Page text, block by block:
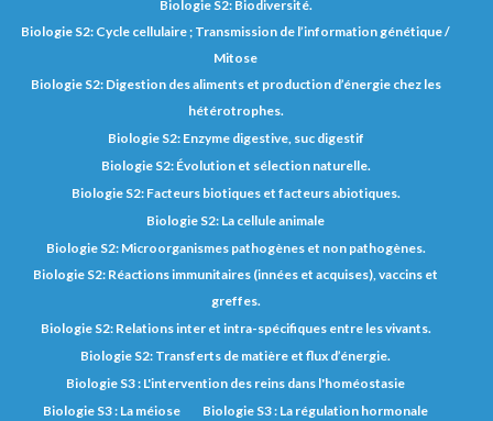
Biologie S2: Biodiversité.
Biologie S2: Cycle cellulaire ; Transmission de l’information génétique /
Mitose
Biologie S2: Digestion des aliments et production d’énergie chez les
hétérotrophes.
Biologie S2: Enzyme digestive, suc digestif
Biologie S2: Évolution et sélection naturelle.
Biologie S2: Facteurs biotiques et facteurs abiotiques.
Biologie S2: La cellule animale
Biologie S2: Microorganismes pathogènes et non pathogènes.
Biologie S2: Réactions immunitaires (innées et acquises), vaccins et
greffes.
Biologie S2: Relations inter et intra-spécifiques entre les vivants.
Biologie S2: Transferts de matière et flux d’énergie.
Biologie S3 : L'intervention des reins dans l'homéostasie
Biologie S3 : La méiose
Biologie S3 : La régulation hormonale